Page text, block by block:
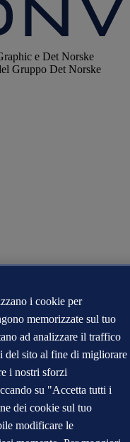
e Det Norske
Gruppo Det Norske
i cookie per
memorizzate sul tuo
ad analizzare il traffico
del sito al fine di migliorare
i nostri sforzi
su "Accetta tutti i
dei cookie sul tuo
modificare le